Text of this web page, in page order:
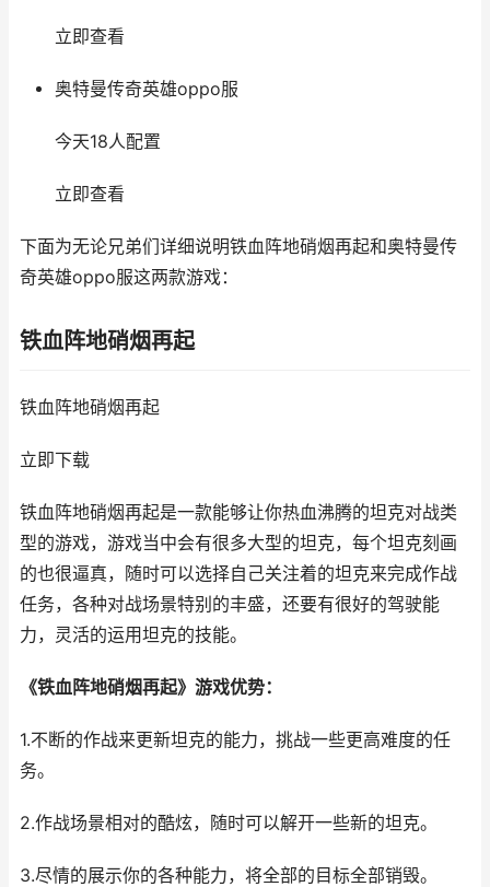
立即查看
奥特曼传奇英雄oppo服
今天18人配置
立即查看
下面为无论兄弟们详细说明铁血阵地硝烟再起和奥特曼传
奇英雄oppo服这两款游戏：
铁血阵地硝烟再起
铁血阵地硝烟再起
立即下载
铁血阵地硝烟再起是一款能够让你热血沸腾的坦克对战类
型的游戏，游戏当中会有很多大型的坦克，每个坦克刻画
的也很逼真，随时可以选择自己关注着的坦克来完成作战
任务，各种对战场景特别的丰盛，还要有很好的驾驶能
力，灵活的运用坦克的技能。
《铁血阵地硝烟再起》游戏优势：
1.不断的作战来更新坦克的能力，挑战一些更高难度的任
务。
2.作战场景相对的酷炫，随时可以解开一些新的坦克。
3.尽情的展示你的各种能力，将全部的目标全部销毁。